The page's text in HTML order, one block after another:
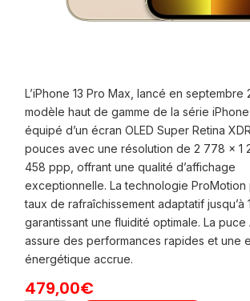
L’iPhone 13 Pro Max, lancé en septembre
modèle haut de gamme de la série iPhone
équipé d’un écran OLED Super Retina
pouces avec une résolution de 2 778 x 1
458 ppp, offrant une qualité d’affichage
exceptionnelle. La technologie ProMotion
taux de rafraîchissement adaptatif jusqu’à
garantissant une fluidité optimale. La puce
assure des performances rapides et une
énergétique accrue.
479,00€